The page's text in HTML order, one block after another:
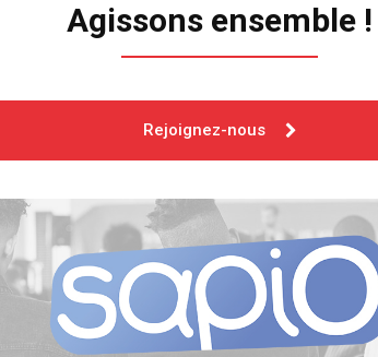
Agissons ensemble !
Rejoignez-nous